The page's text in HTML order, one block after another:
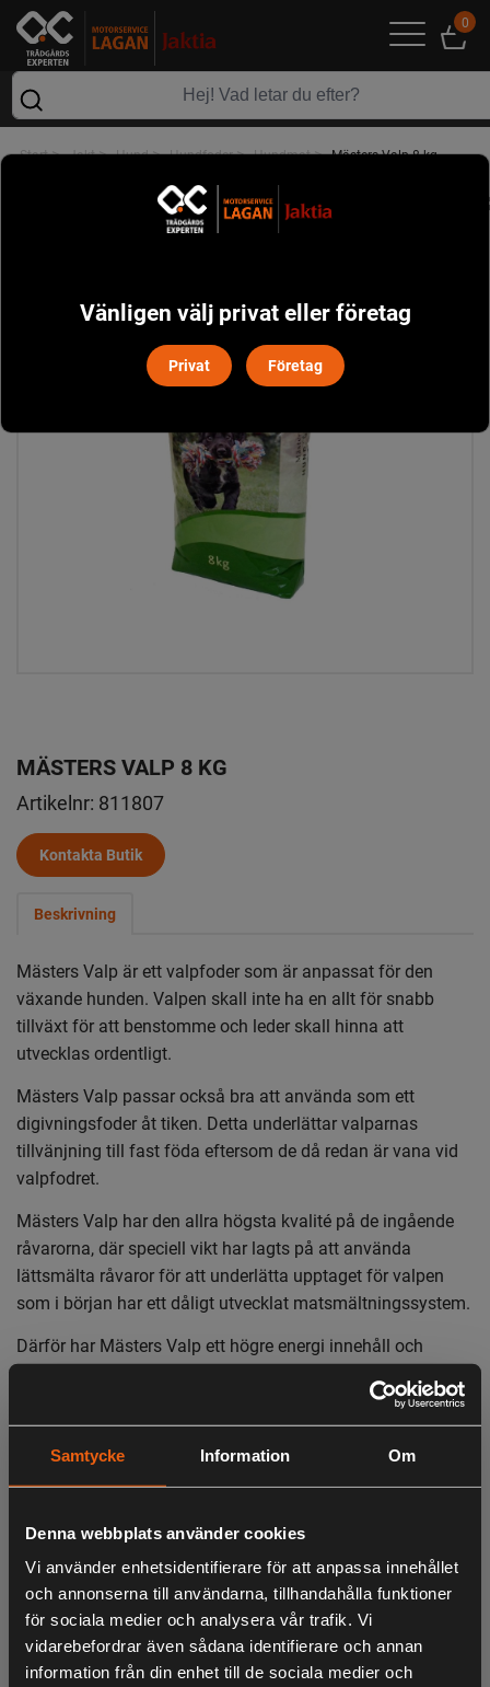
Samtycke Information Om
Denna webbplats använder cookies
Vi använder enhetsidentifierare för att anpassa innehållet
och annonserna till användarna, tillhandahålla funktioner
för sociala medier och analysera vår trafik. Vi
vidarebefordrar även sådana identifierare och annan
information från din enhet till de sociala medier och
0
Start> Jakt> Hund> Hundfoder> Hundmat> Mästers Valp 8 kg
MÄSTERS VALP 8 KG
Artikelnr: 811807
Kontakta Butik
Beskrivning
Mästers Valp är ett valpfoder som är anpassat för den
växande hunden. Valpen skall inte ha en allt för snabb
tillväxt för att benstomme och leder skall hinna att
utvecklas ordentligt.
Mästers Valp passar också bra att använda som ett
digivningsfoder åt tiken. Detta underlättar valparnas
tillvänjning till fast föda eftersom de då redan är vana vid
valpfodret.
Mästers Valp har den allra högsta kvalité på de ingående
råvarorna, där speciell vikt har lagts på att använda
lättsmälta råvaror för att underlätta upptaget för valpen
som i början har ett dåligt utvecklat matsmältningssystem.
Därför har Mästers Valp ett högre energi innehåll och
på ett naturligt sätt stabiliserar hundens mag- tarm
innehåller Mästers Valp höga halter av E- och C- vitamin för
Innehåll:
Kycklingkött, animaliskt fett, fullkornsvete, majs,
fullkornskorn, hydrolyserat animaliskt protein,
LIKNANDE PRODUKTER
KÖPS OFTA TILLSAMMANS
Vänligen välj privat eller företag
Privat Företag